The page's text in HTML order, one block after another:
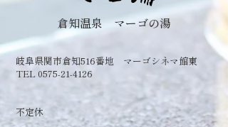
倉知温泉 マーゴの湯
岐阜県関市倉知516番地 マーゴシネマ館東
TEL 0575-21-4126
​不定休